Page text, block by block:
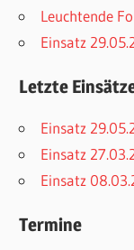
Leuchtende
Einsatz
Letzte
Einsatz
Einsatz
Einsatz
Termine